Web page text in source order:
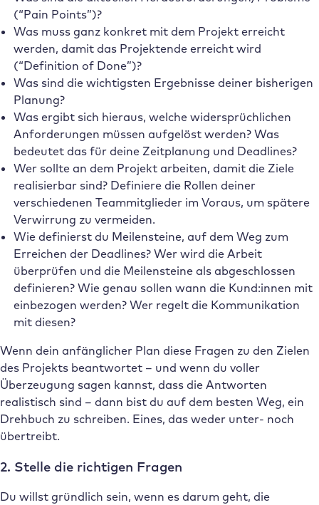
(“Pain Points”)?
Was muss ganz konkret mit dem Projekt erreicht
werden, damit das Projektende erreicht wird
(“Definition of Done”)?
Was sind die wichtigsten Ergebnisse deiner bisherigen
Planung?
Was ergibt sich hieraus, welche widersprüchlichen
Anforderungen müssen aufgelöst werden? Was
bedeutet das für deine Zeitplanung und Deadlines?
Wer sollte an dem Projekt arbeiten, damit die Ziele
realisierbar sind? Definiere die Rollen deiner
verschiedenen Teammitglieder im Voraus, um spätere
Verwirrung zu vermeiden.
Wie definierst du Meilensteine, auf dem Weg zum
Erreichen der Deadlines? Wer wird die Arbeit
überprüfen und die Meilensteine als abgeschlossen
definieren? Wie genau sollen wann die Kund:innen mit
einbezogen werden? Wer regelt die Kommunikation
mit diesen?
Wenn dein anfänglicher Plan diese Fragen zu den Zielen
des Projekts beantwortet – und wenn du voller
Überzeugung sagen kannst, dass die Antworten
realistisch sind – dann bist du auf dem besten Weg, ein
Drehbuch zu schreiben. Eines, das weder unter- noch
übertreibt.
2. Stelle die richtigen Fragen
Du willst gründlich sein, wenn es darum geht, die